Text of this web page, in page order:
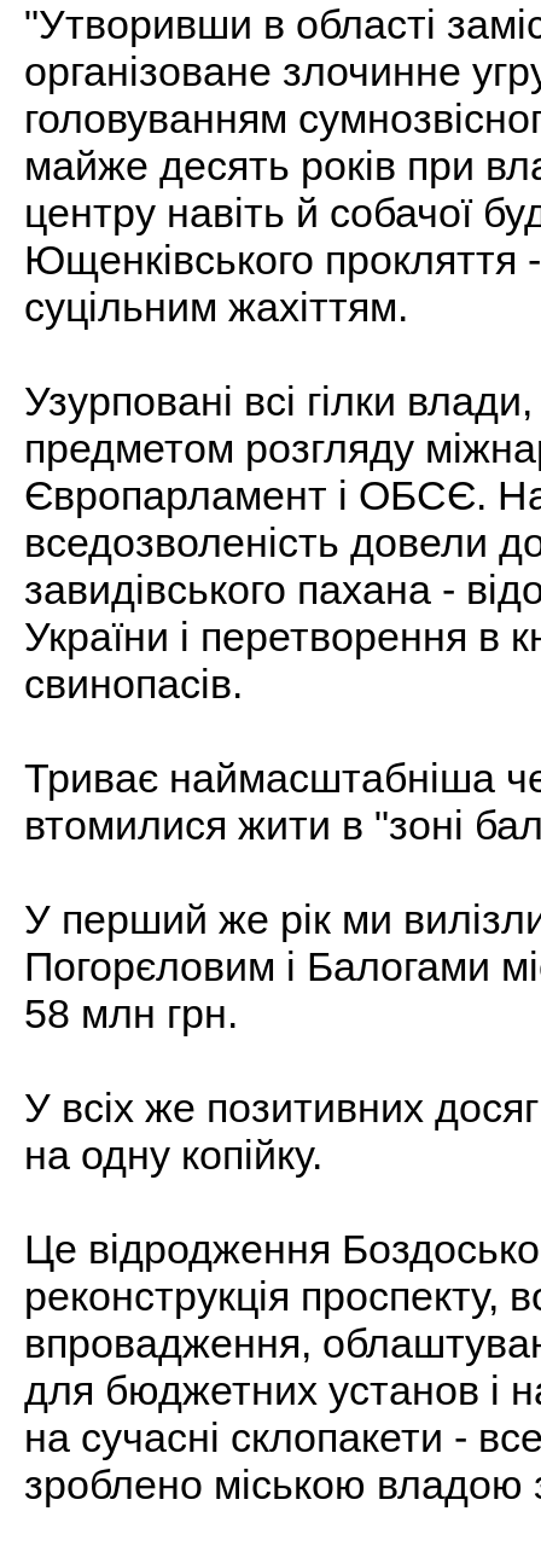
"Утворивши в області
організоване злочинне
головуванням
майже десять років при
центру навіть й собачої
Ющенківського прокляття
суцільним жахіттям.
Узурповані всі гілки
предметом розгляду
Європарламент і ОБСЄ.
вседозволеність довели
завидівського пахана -
України і перетворення в
свинопасів.
Триває наймасштабніша
втомилися жити в "зоні
У перший же рік ми
Погорєловим і Балогами
58 млн грн.
У всіх же позитивних
на одну копійку.
Це відродження
реконструкція проспекту,
впровадження,
для бюджетних установ і
на сучасні склопакети -
зроблено міською владою